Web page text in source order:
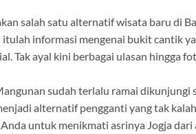
salah satu alternatif wisata baru di
itulah informasi mengenai bukit cantik
Tak ayal kini berbagai ulasan hingga
sudah terlalu ramai
alternatif pengganti yang tak
untuk menikmati asrinya Jogja dari